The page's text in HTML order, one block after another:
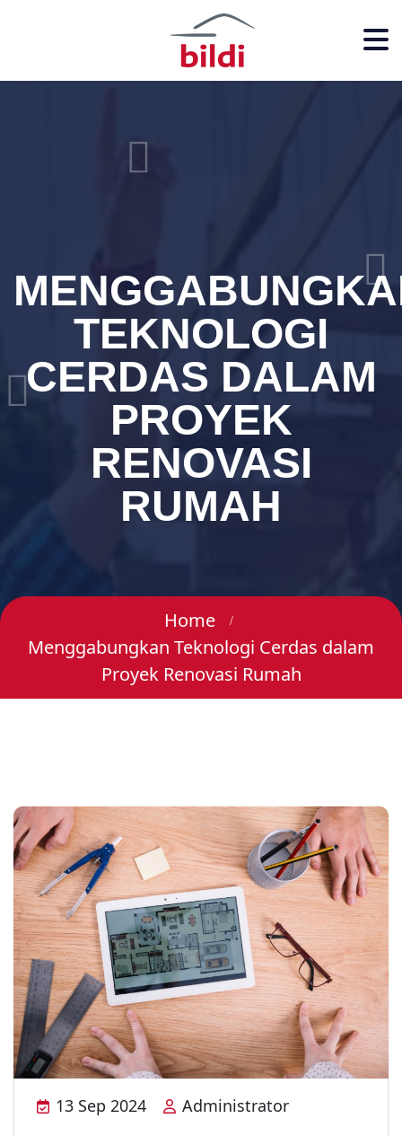
TEKNOLOGI
CERDAS DALAM
PROYEK
RENOVASI
RUMAH
Home
Menggabungkan Teknologi Cerdas dalam
Proyek Renovasi Rumah
13 Sep 2024 Administrator